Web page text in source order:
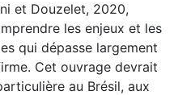
et Douzelet, 2020,
les enjeux et les
qui dépasse largement
Cet ouvrage devrait
au Brésil, aux